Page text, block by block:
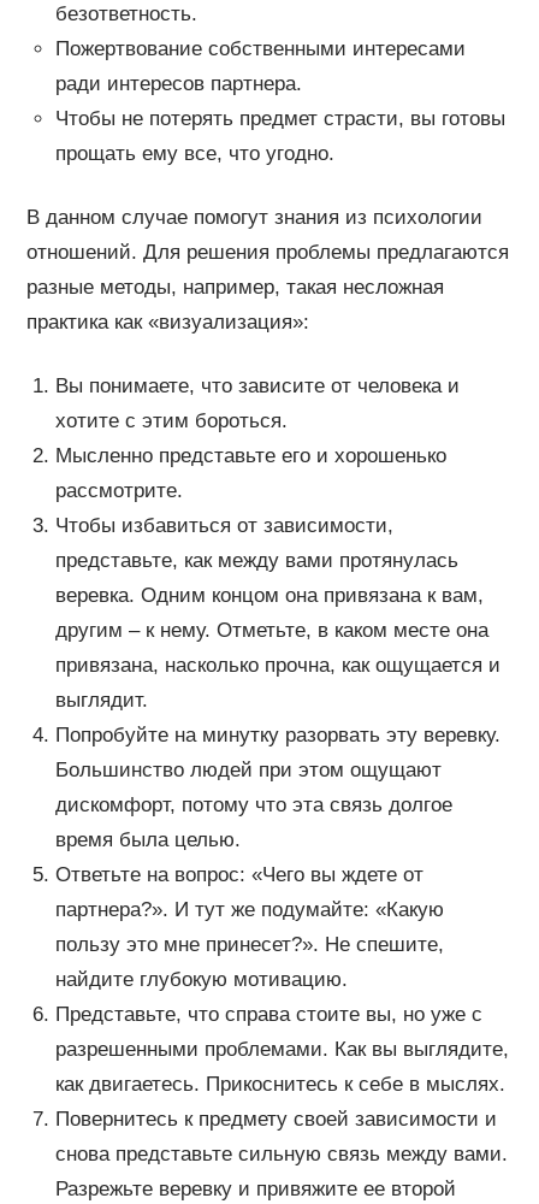
безответность.
Пожертвование собственными интересами
ради интересов партнера.
Чтобы не потерять предмет страсти, вы готовы
прощать ему все, что угодно.
В данном случае помогут знания из психологии
отношений. Для решения проблемы предлагаются
разные методы, например, такая несложная
практика как «визуализация»:
Вы понимаете, что зависите от человека и
хотите с этим бороться.
Мысленно представьте его и хорошенько
рассмотрите.
Чтобы избавиться от зависимости,
представьте, как между вами протянулась
веревка. Одним концом она привязана к вам,
другим – к нему. Отметьте, в каком месте она
привязана, насколько прочна, как ощущается и
выглядит.
Попробуйте на минутку разорвать эту веревку.
Большинство людей при этом ощущают
дискомфорт, потому что эта связь долгое
время была целью.
Ответьте на вопрос: «Чего вы ждете от
партнера?». И тут же подумайте: «Какую
пользу это мне принесет?». Не спешите,
найдите глубокую мотивацию.
Представьте, что справа стоите вы, но уже с
разрешенными проблемами. Как вы выглядите,
как двигаетесь. Прикоснитесь к себе в мыслях.
Повернитесь к предмету своей зависимости и
снова представьте сильную связь между вами.
Разрежьте веревку и привяжите ее второй